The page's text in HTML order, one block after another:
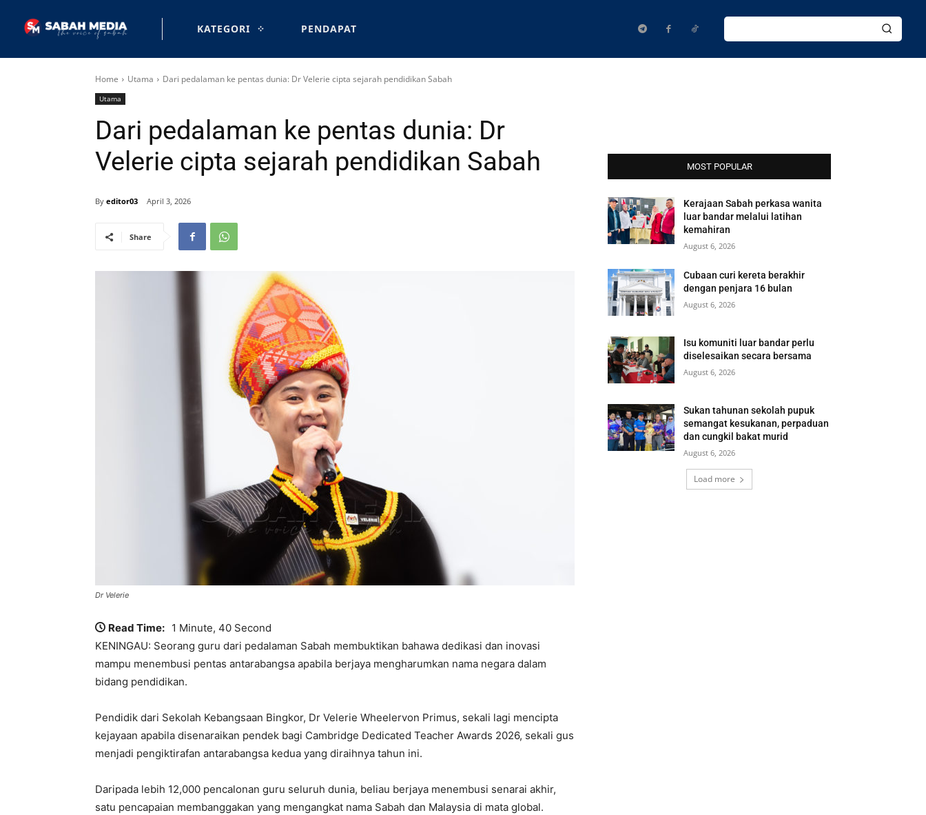
KATEGORI PENDAPAT
Home Utama Dari pedalaman ke pentas dunia: Dr Velerie cipta sejarah pendidikan Sabah
Utama
Dari pedalaman ke pentas dunia: Dr
Velerie cipta sejarah pendidikan Sabah
By editor03 April 3, 2026
Share
Dr Velerie
Read Time: 1 Minute, 40 Second
KENINGAU: Seorang guru dari pedalaman Sabah membuktikan bahawa dedikasi dan inovasi
mampu menembusi pentas antarabangsa apabila berjaya mengharumkan nama negara dalam
bidang pendidikan.
Pendidik dari Sekolah Kebangsaan Bingkor, Dr Velerie Wheelervon Primus, sekali lagi mencipta
kejayaan apabila disenaraikan pendek bagi Cambridge Dedicated Teacher Awards 2026, sekali gus
menjadi pengiktirafan antarabangsa kedua yang diraihnya tahun ini.
Daripada lebih 12,000 pencalonan guru seluruh dunia, beliau berjaya menembusi senarai akhir,
satu pencapaian membanggakan yang mengangkat nama Sabah dan Malaysia di mata global.
MOST POPULAR
Kerajaan Sabah perkasa wanita
luar bandar melalui latihan
kemahiran
August 6, 2026
Cubaan curi kereta berakhir
dengan penjara 16 bulan
August 6, 2026
Isu komuniti luar bandar perlu
diselesaikan secara bersama
August 6, 2026
Sukan tahunan sekolah pupuk
semangat kesukanan, perpaduan
dan cungkil bakat murid
August 6, 2026
Load more